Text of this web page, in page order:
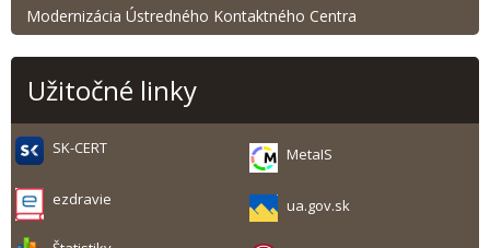
Modernizácia Ústredného Kontaktného Centra
Užitočné linky
SK-CERT MetaIS
ezdravie ua.gov.sk